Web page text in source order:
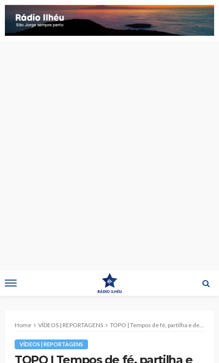
Home VÍDEOS | REPORTAGENS TOPO | Tempos de fé, partilha e devoção: 4.º Jantar em Louvor ao Divino Espírito Santo (c/ reportagem)
VÍDEOS | REPORTAGENS
TOPO | Tempos de fé, partilha e